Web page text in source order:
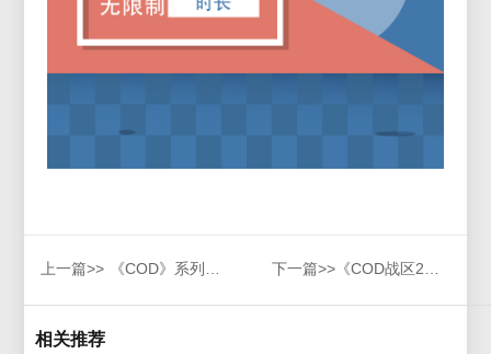
上一篇>> 《COD》系列16/17/18上架Steam，赛博加速器带你体验冷战疑云 下一篇>>《COD战区2》主机版预下载开启pc版已上线，赛博加速器多平台加速支持畅玩
相关推荐